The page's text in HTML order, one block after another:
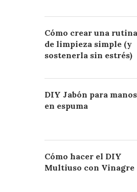
Cómo crear una rutina
de limpieza simple (y
sostenerla sin estrés)
DIY Jabón para manos
en espuma
Cómo hacer el DIY
Multiuso con Vinagre